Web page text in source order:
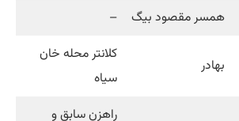
همسر مقصود بیگ –
بهادر
کلانتر محله خان
سیاه
راهزن سابق و